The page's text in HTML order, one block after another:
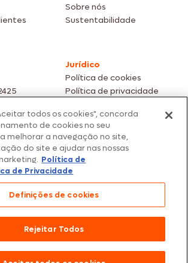
Sobre nós
Sustentabilidade
Jurídico
Política de cookies
Política de privacidade
| Ofertas válidas enquanto durarem os
| Vendas sujeitas a análise e confirmação
e condições de pagamento são válidos
efetuadas em nossos parceiros.
sujeitos a disponibilidade de estoque.
100
direitos reservados
todos os cookies", concorda
de cookies no seu
melhorar a navegação no site,
do site e ajudar nas nossas
Política de
de Privacidade
Definições de cookies
Rejeitar Todos